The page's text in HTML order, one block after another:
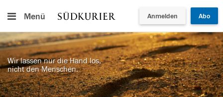
Menü Anmelden Abo
Wir lassen nur die Hand los,
nicht den Menschen.